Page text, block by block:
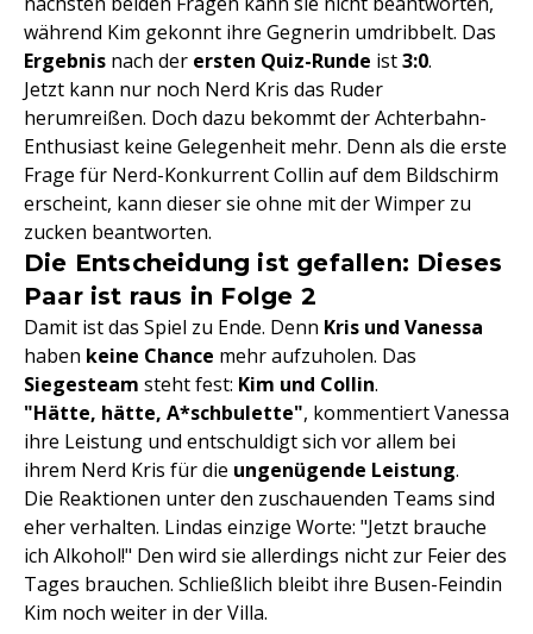
während Kim gekonnt ihre Gegnerin umdribbelt. Das
Ergebnis nach der ersten Quiz-Runde ist3:0.
Jetzt kann nur noch Nerd Kris das Ruder
herumreißen. Doch dazu bekommt der Achterbahn-
Enthusiast keine Gelegenheit mehr. Denn als die erste
Frage für Nerd-Konkurrent Collin auf dem Bildschirm
erscheint, kann dieser sie ohne mit der Wimper zu
zucken beantworten.
Die Entscheidung ist gefallen: Dieses
Paar ist raus in Folge 2
Damit ist das Spiel zu Ende. Denn Kris und Vanessa
haben keine Chance mehr aufzuholen. Das
Siegesteam steht fest: Kim und Collin.
"Hätte, hätte, A*schbulette", kommentiert Vanessa
ihre Leistung und entschuldigt sich vor allem bei
ihrem Nerd Kris für die ungenügende Leistung.
Die Reaktionen unter den zuschauenden Teams sind
eher verhalten. Lindas einzige Worte: "Jetzt brauche
ich Alkohol!" Den wird sie allerdings nicht zur Feier des
Tages brauchen. Schließlich bleibt ihre Busen-Feindin
Kim noch weiter in der Villa.